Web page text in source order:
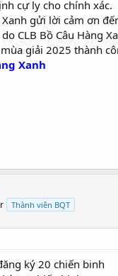
cự ly cho chính xác.
gửi lời cảm ơn
CLB Bồ Câu Hàng
giải 2025 thành
Xanh
Thành viên BQT
ký 20 chiến binh